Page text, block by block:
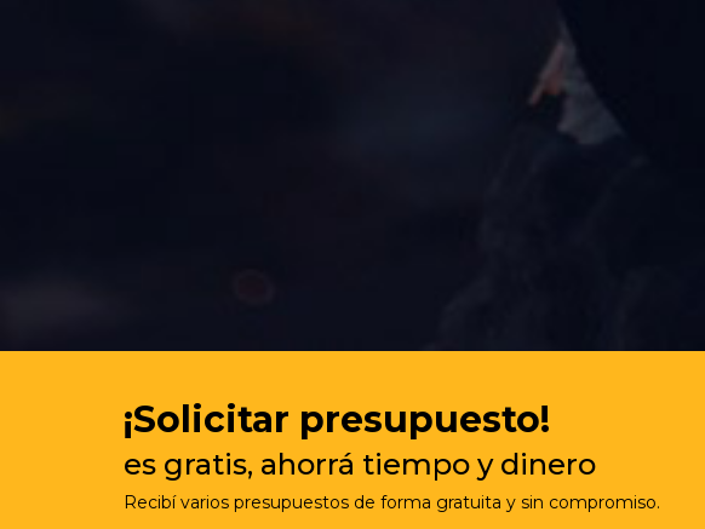
¡Solicitar presupuesto!
es gratis, ahorrá tiempo y dinero
Recibí varios presupuestos de forma gratuita y sin compromiso.